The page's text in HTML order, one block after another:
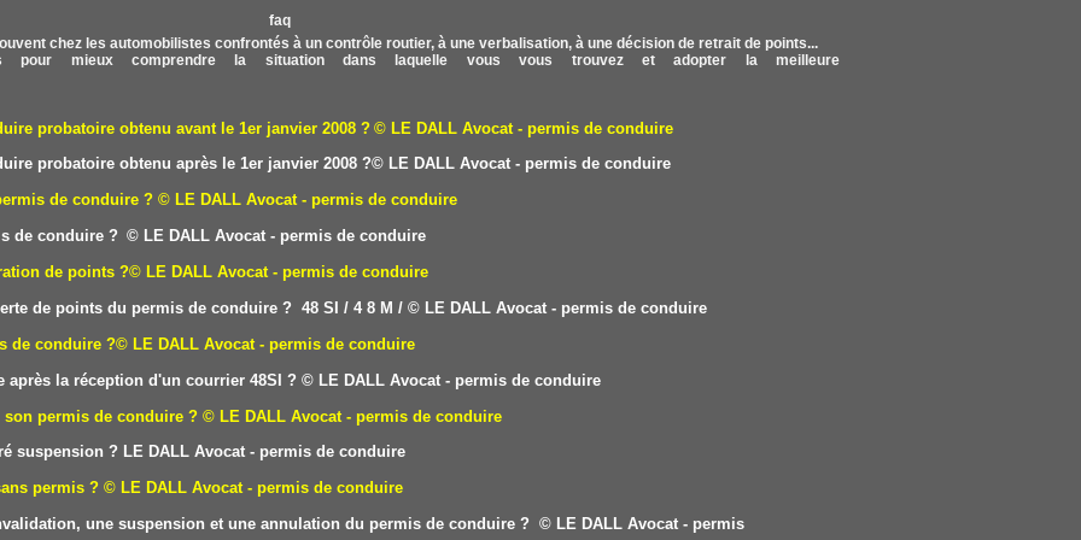
chez les automobilistes confrontés à un contrôle routier, à une verbalisation, à une décision de retrait de points...
mieux comprendre la situation dans laquelle vous vous trouvez et adopter la meilleure
probatoire obtenu avant le 1er janvier 2008 ? © LE DALL Avocat - permis de conduire
probatoire obtenu après le 1er janvier 2008 ?© LE DALL Avocat - permis de conduire
de conduire ? © LE DALL Avocat - permis de conduire
de conduire ? © LE DALL Avocat - permis de conduire
de points ?© LE DALL Avocat - permis de conduire
de points du permis de conduire ? 48 SI / 4 8 M / © LE DALL Avocat - permis de conduire
de conduire ?© LE DALL Avocat - permis de conduire
la réception d'un courrier 48SI ? © LE DALL Avocat - permis de conduire
permis de conduire ? © LE DALL Avocat - permis de conduire
suspension ? LE DALL Avocat - permis de conduire
permis ? © LE DALL Avocat - permis de conduire
une suspension et une annulation du permis de conduire ? © LE DALL Avocat - permis